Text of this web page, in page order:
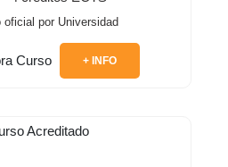
oficial por Universidad
+ INFO